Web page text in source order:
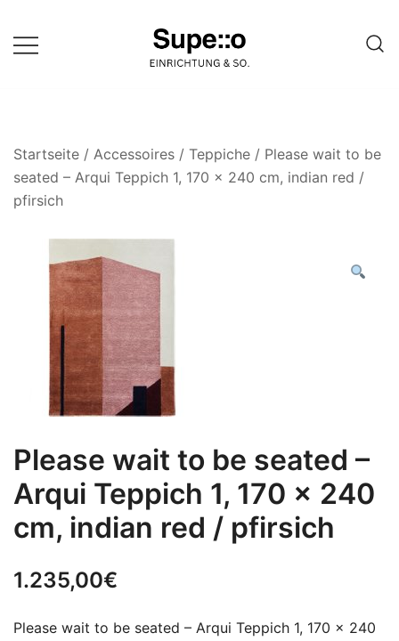
zum
Inhalt
einer Website
Startseite / Accessoires / Teppiche / Please wait to be
seated – Arqui Teppich 1, 170 x 240 cm, indian red /
pfirsich
Please wait to be seated –
Arqui Teppich 1, 170 x 240
cm, indian red / pfirsich
1.235,00€
Please wait to be seated – Arqui Teppich 1, 170 x 240